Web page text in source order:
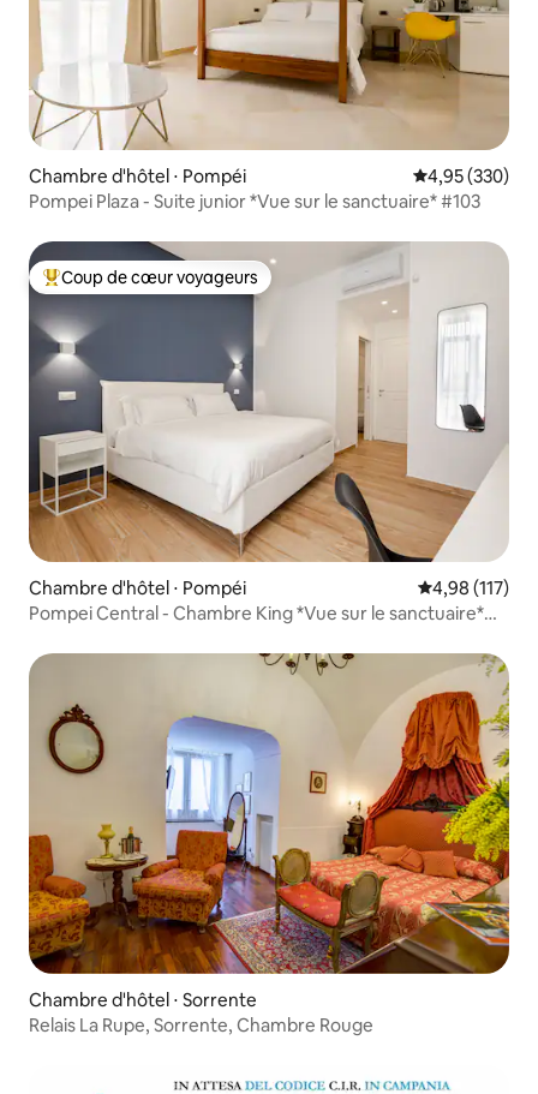
Chambre d'hôtel ⋅ Pompéi Évaluation
4,95 (330)
Pompei Plaza - Suite junior *Vue sur le sanctuaire* #103
Coups de cœur voyageurs les plus appréciés
Coup de cœur voyageurs
Chambre d'hôtel ⋅ Pompéi Évaluation
4,98 (117)
Pompei Central - Chambre King *Vue sur le sanctuaire*
Chambre d'hôtel ⋅ Sorrente
Relais La Rupe, Sorrente, Chambre Rouge